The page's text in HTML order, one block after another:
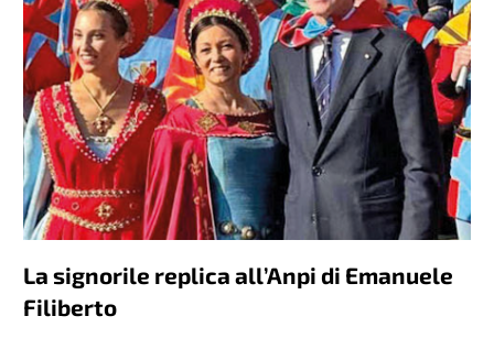
La signorile replica all’Anpi di Emanuele
Filiberto